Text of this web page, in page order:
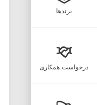
برندها
درخواست همکاری